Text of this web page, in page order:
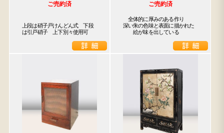
ご売約済
上段は硝子戸けんどん式　下段
は引戸硝子　上下別々使用可
ご売約済
全体的に厚みのある作り
深い朱の色味と表面に描かれた
絵が味を出している